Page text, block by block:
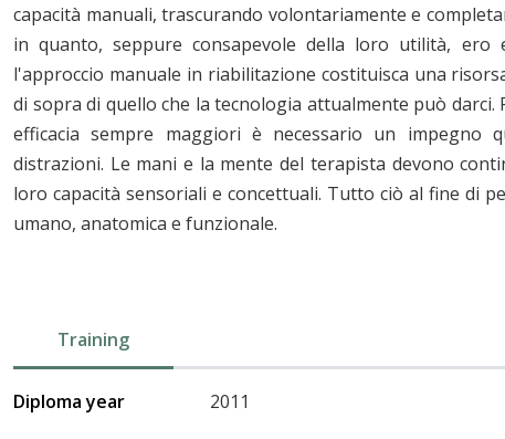
capacità manuali, trascurando volontariamente e
in quanto, seppure consapevole della loro utilità,
l'approccio manuale in riabilitazione costituisca una
di sopra di quello che la tecnologia attualmente può
efficacia sempre maggiori è necessario un impegno
distrazioni. Le mani e la mente del terapista devono
loro capacità sensoriali e concettuali. Tutto ciò al fine di
umano, anatomica e funzionale.
Training
Diploma year 2011